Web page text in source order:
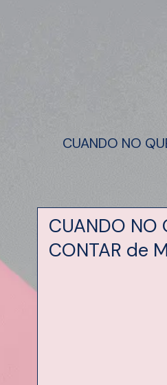
CUANDO NO
CUANDO NO
CONTAR de